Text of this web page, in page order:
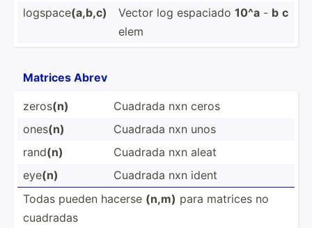
logspace(a,b,c) Vector log espaciado 10^a - b c
elem
Matrices Abrev
zeros(n)
Cuadrada nxn ceros
ones(n)
Cuadrada nxn unos
rand(n)
Cuadrada nxn aleat
eye(n)
Cuadrada nxn ident
Todas pueden hacerse (n,m) para matrices no
cuadradas